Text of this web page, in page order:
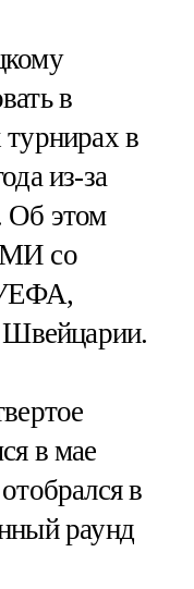
в
в
из-за
Об этом
со
Швейцарии.
в мае
в
раунд